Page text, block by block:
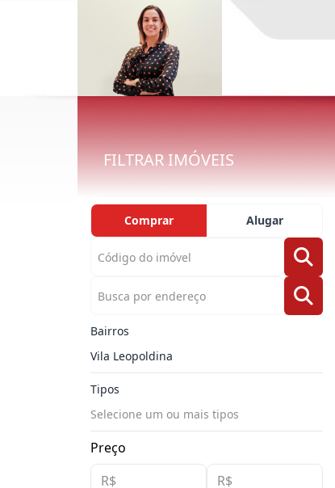
FILTRAR IMÓVEIS
Comprar Alugar
Bairros
Vila Leopoldina
Tipos
Selecione um ou mais tipos
Preço